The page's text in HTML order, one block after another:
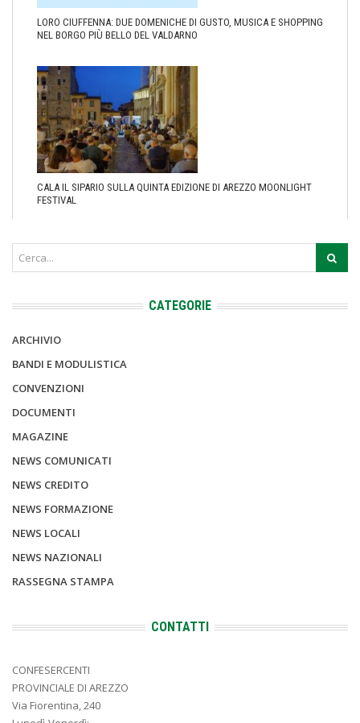
LORO CIUFFENNA: DUE DOMENICHE DI GUSTO, MUSICA E SHOPPING
NEL BORGO PIÙ BELLO DEL VALDARNO
CALA IL SIPARIO SULLA QUINTA EDIZIONE DI AREZZO MOONLIGHT
FESTIVAL
CATEGORIE
ARCHIVIO
BANDI E MODULISTICA
CONVENZIONI
DOCUMENTI
MAGAZINE
NEWS COMUNICATI
NEWS CREDITO
NEWS FORMAZIONE
NEWS LOCALI
NEWS NAZIONALI
RASSEGNA STAMPA
CONTATTI
CONFESERCENTI
PROVINCIALE DI AREZZO
Via Fiorentina, 240